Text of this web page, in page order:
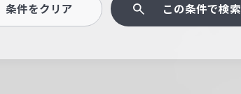
条件をクリア この条件で検索